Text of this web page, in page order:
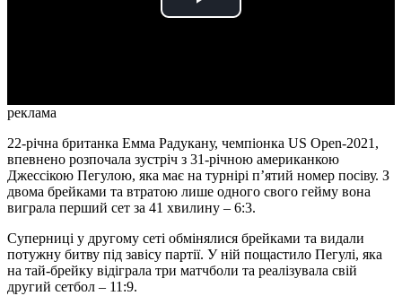
Play
реклама
22-річна британка Емма Радукану, чемпіонка US Open-2021,
впевнено розпочала зустріч з 31-річною американкою
Джессікою Пегулою, яка має на турнірі п’ятий номер посіву. З
двома брейками та втратою лише одного свого гейму вона
виграла перший сет за 41 хвилину – 6:3.
Суперниці у другому сеті обмінялися брейками та видали
потужну битву під завісу партії. У ній пощастило Пегулі, яка
на тай-брейку відіграла три матчболи та реалізувала свій
другий сетбол – 11:9.